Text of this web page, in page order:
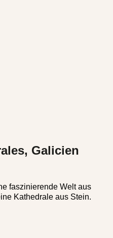
Galicien
faszinierende Welt aus
Kathedrale aus Stein.